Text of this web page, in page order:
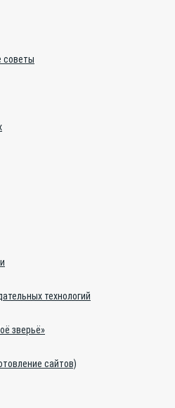
советы
технологий
зверьё»
сайтов)